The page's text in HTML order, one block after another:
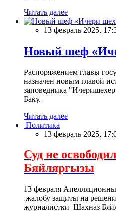
Читать далее
13 февраль 2025,
Новый шеф
Распоряжением главы
назначен новым главой
заповедника
Баку.
Читать далее
Политика
13 февраль 2025,
Суд не
Бяйляргызы
13 февраля
жалобу защиты на
журналистки Шахназ